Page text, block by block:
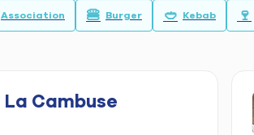
Association 🍔 Burger 🥙 Kebab 🍷
La Cambuse